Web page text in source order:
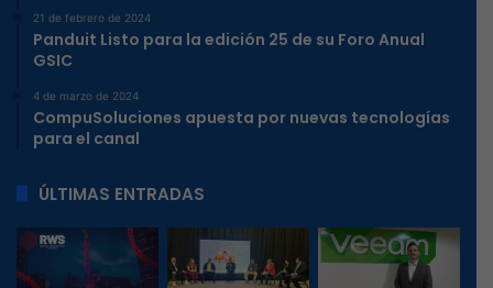
21 de febrero de 2024
Panduit Listo para la edición 25 de su Foro Anual
GSIC
4 de marzo de 2024
CompuSoluciones apuesta por nuevas tecnologías
para el canal
ÚLTIMAS ENTRADAS